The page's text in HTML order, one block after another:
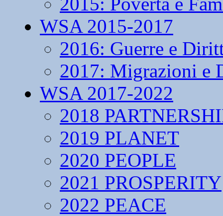
WSA 2015-2017
2016: Guerre e
2017: Migrazioni e
WSA 2017-2022
2018
2019 PLANET
2020 PEOPLE
2021 PROSPERITY
2022 PEACE